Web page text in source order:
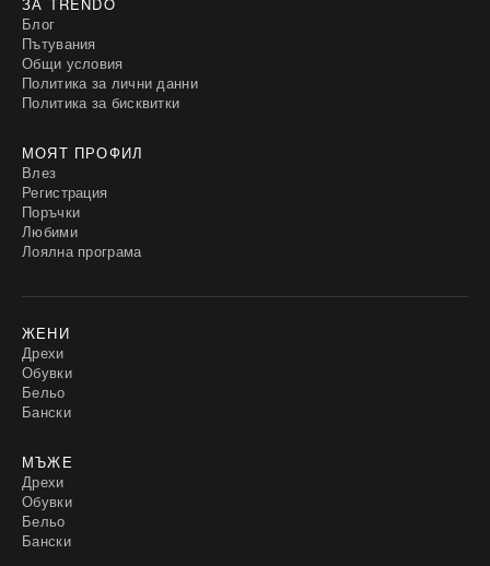
Блог
Пътувания
Общи условия
Политика за лични данни
Политика за бисквитки
МОЯТ ПРОФИЛ
Влез
Регистрация
Поръчки
Любими
Лоялна програма
ЖЕНИ
Дрехи
Обувки
Бельо
Бански
МЪЖЕ
Дрехи
Обувки
Бельо
Бански